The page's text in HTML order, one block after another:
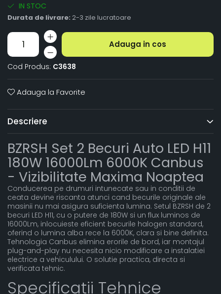
IN STOC
Durata de livrare: 2-3 zile lucratoare
Adauga in cos
Cod Produs: C3638
Adauga la Favorite
Descriere
BZRSH Set 2 Becuri Auto LED H11
180W 16000Lm 6000K Canbus
- Vizibilitate Maxima Noaptea
Conducerea pe drumuri intunecate sau in conditii de
ceata devine riscanta atunci cand becurile originale ale
masinii nu mai asigura suficienta lumina. Setul BZRSH de 2
becuri LED H11, cu o putere de 180W si un flux luminos de
16000Lm, inlocuieste eficient becurile halogen standard,
oferind o lumina alba rece la 6000K, clara si bine definita.
Tehnologia Canbus elimina erorile de bord, iar montajul
plug-and-play nu necesita nicio modificare a instalatiei
electrice a vehiculului. O solutie practica, directa si
verificata tehnic.
Specificatii Tehnice